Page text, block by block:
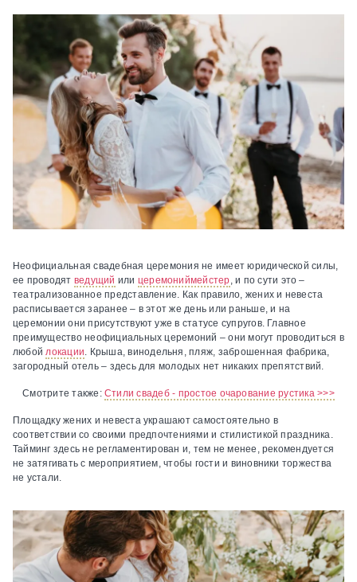
Неофициальная свадебная церемония не имеет юридической силы,
ее проводят ведущий или церемониймейстер , и по сути это –
театрализованное представление. Как правило, жених и невеста
расписывается заранее – в этот же день или раньше, и на
церемонии они присутствуют уже в статусе супругов. Главное
преимущество неофициальных церемоний – они могут проводиться в
любой локации . Крыша, винодельня, пляж, заброшенная фабрика,
загородный отель – здесь для молодых нет никаких препятствий.
Смотрите также:Стили свадеб - простое очарование рустика >>>
Площадку жених и невеста украшают самостоятельно в
соответствии со своими предпочтениями и стилистикой праздника.
Тайминг здесь не регламентирован и, тем не менее, рекомендуется
не затягивать с мероприятием, чтобы гости и виновники торжества
не устали.